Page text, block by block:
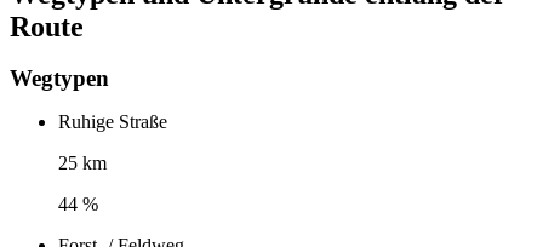
Route
Wegtypen
Ruhige Straße
25 km
44 %